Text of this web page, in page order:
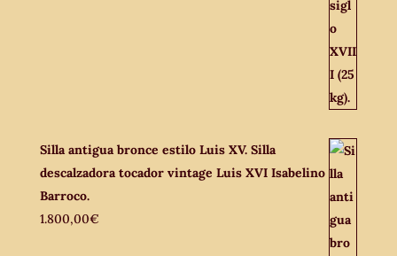
Silla antigua bronce estilo Luis XV. Silla
descalzadora tocador vintage Luis XVI Isabelino
Barroco.
1.800,00€